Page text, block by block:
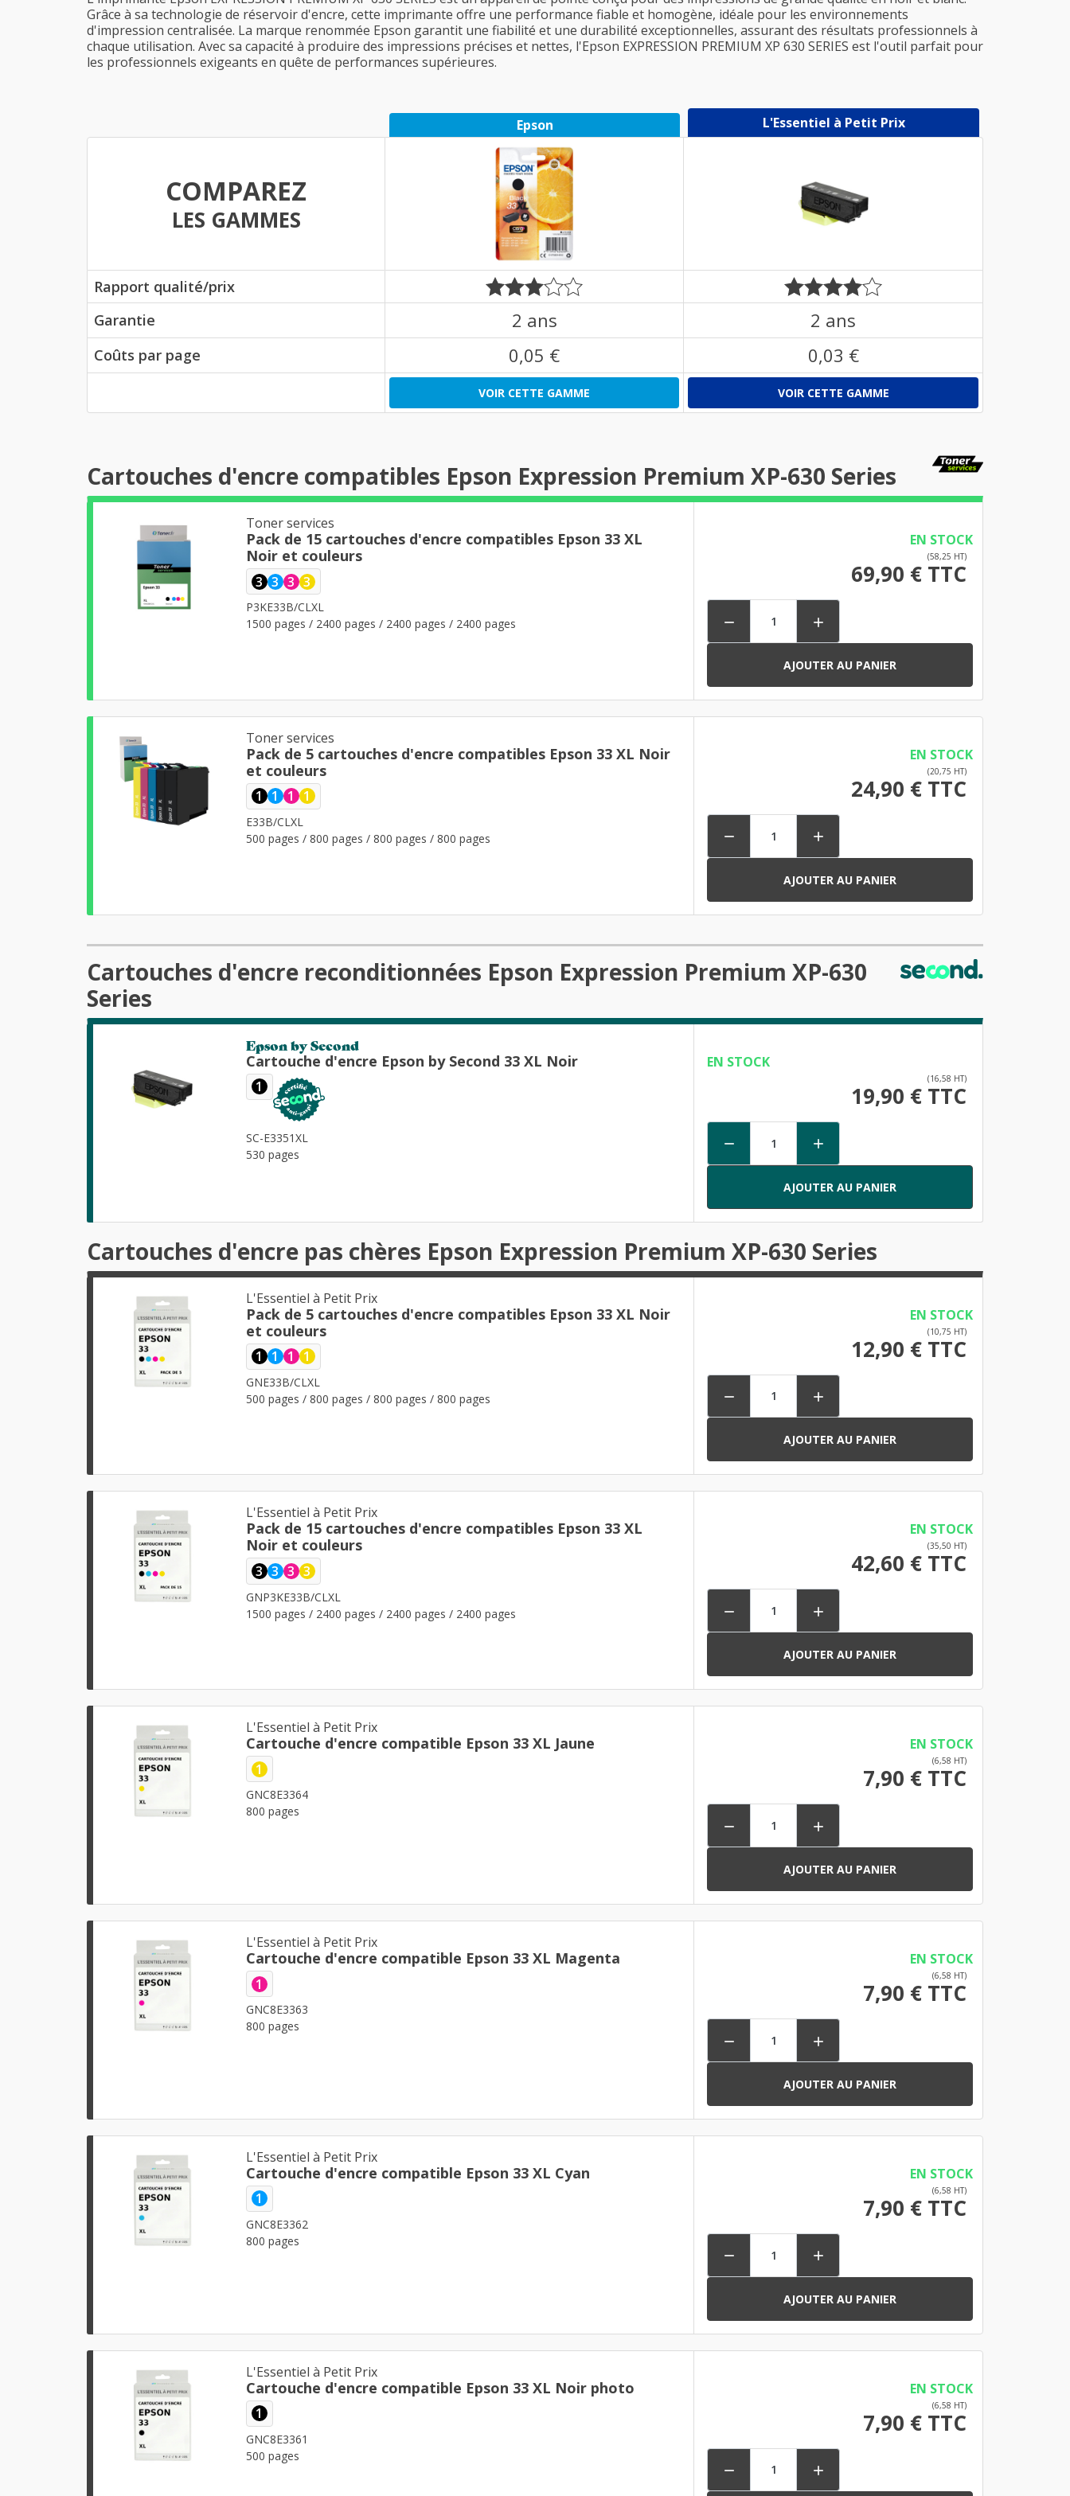
Grâce à sa technologie de réservoir d'encre, cette imprimante offre une performance fiable et homogène, idéale pour les environnements
d'impression centralisée. La marque renommée Epson garantit une fiabilité et une durabilité exceptionnelles, assurant des résultats professionnels à
chaque utilisation. Avec sa capacité à produire des impressions précises et nettes, l'Epson EXPRESSION PREMIUM XP 630 SERIES est l'outil parfait pour
les professionnels exigeants en quête de performances supérieures.
Epson L'Essentiel à Petit Prix
COMPAREZ
LES GAMMES
Rapport qualité/prix
Garantie
2 ans 2 ans
Coûts par page 0,05 € 0,03 €
VOIR CETTE GAMME VOIR CETTE GAMME
Cartouches d'encre compatibles Epson Expression Premium XP-630 Series
Toner services
Pack de 15 cartouches d'encre compatibles Epson 33 XL
Noir et couleurs
3 3 3 3
P3KE33B/CLXL
1500 pages / 2400 pages / 2400 pages / 2400 pages
EN STOCK
(58,25 HT)
69,90 € TTC
 
AJOUTER AU PANIER
Toner services
Pack de 5 cartouches d'encre compatibles Epson 33 XL Noir
et couleurs
1 1 1 1
E33B/CLXL
500 pages / 800 pages / 800 pages / 800 pages
EN STOCK
(20,75 HT)
24,90 € TTC
 
AJOUTER AU PANIER
Cartouches d'encre reconditionnées Epson Expression Premium XP-630
Series
Epson by Second
Cartouche d'encre Epson by Second 33 XL Noir
1
SC-E3351XL
530 pages
EN STOCK
(16,58 HT)
19,90 € TTC
 
AJOUTER AU PANIER
Cartouches d'encre pas chères Epson Expression Premium XP-630 Series
L'Essentiel à Petit Prix
Pack de 5 cartouches d'encre compatibles Epson 33 XL Noir
et couleurs
1 1 1 1
GNE33B/CLXL
500 pages / 800 pages / 800 pages / 800 pages
EN STOCK
(10,75 HT)
12,90 € TTC
 
AJOUTER AU PANIER
L'Essentiel à Petit Prix
Pack de 15 cartouches d'encre compatibles Epson 33 XL
Noir et couleurs
3 3 3 3
GNP3KE33B/CLXL
1500 pages / 2400 pages / 2400 pages / 2400 pages
EN STOCK
(35,50 HT)
42,60 € TTC
 
AJOUTER AU PANIER
L'Essentiel à Petit Prix
Cartouche d'encre compatible Epson 33 XL Jaune
1
GNC8E3364
800 pages
EN STOCK
(6,58 HT)
7,90 € TTC
 
AJOUTER AU PANIER
L'Essentiel à Petit Prix
Cartouche d'encre compatible Epson 33 XL Magenta
1
GNC8E3363
800 pages
EN STOCK
(6,58 HT)
7,90 € TTC
 
AJOUTER AU PANIER
L'Essentiel à Petit Prix
Cartouche d'encre compatible Epson 33 XL Cyan
1
GNC8E3362
800 pages
EN STOCK
(6,58 HT)
7,90 € TTC
 
AJOUTER AU PANIER
L'Essentiel à Petit Prix
Cartouche d'encre compatible Epson 33 XL Noir photo
1
GNC8E3361
500 pages
EN STOCK
(6,58 HT)
7,90 € TTC
 